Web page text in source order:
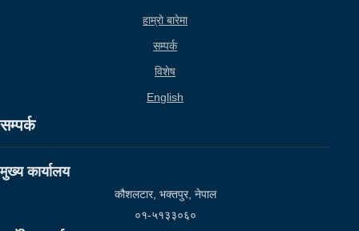
हाम्राे बारेमा
सम्पर्क
विशेष
English
सम्पर्क
मुख्य कार्यालय
कौशलटार, भक्तपुर, नेपाल
०१-५१३३०६०